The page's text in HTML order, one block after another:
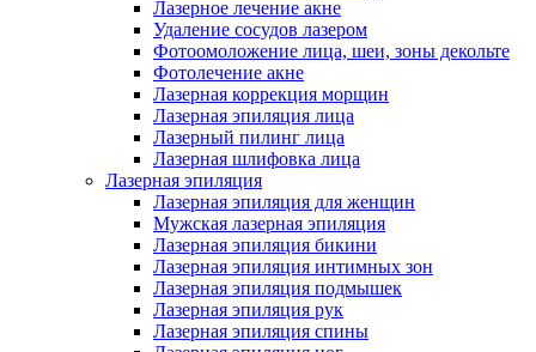
Лазерное лечение акне
Удаление сосудов лазером
Фотоомоложение лица, шеи, зоны декольте
Фотолечение акне
Лазерная коррекция морщин
Лазерная эпиляция лица
Лазерный пилинг лица
Лазерная шлифовка лица
Лазерная эпиляция
Лазерная эпиляция для женщин
Мужская лазерная эпиляция
Лазерная эпиляция бикини
Лазерная эпиляция интимных зон
Лазерная эпиляция подмышек
Лазерная эпиляция рук
Лазерная эпиляция спины